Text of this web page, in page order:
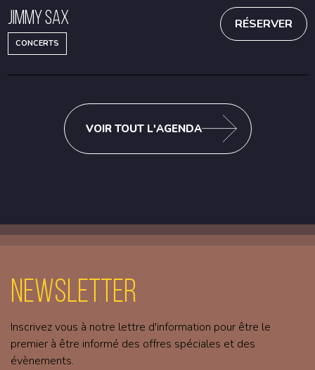
Jimmy Sax
CONCERTS
RÉSERVER
VOIR TOUT L'AGENDA
Newsletter
Inscrivez vous à notre lettre d'information pour être le
premier à être informé des offres spéciales et des
évènements.